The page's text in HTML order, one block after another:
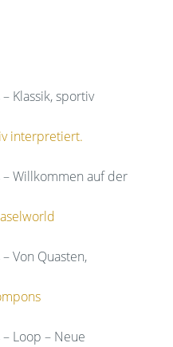
Klassik, sportiv
interpretiert.
– Willkommen auf der
Von Quasten,
Loop – Neue